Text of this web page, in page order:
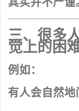
三、很多
觉上的困
例如：
有人会自然地